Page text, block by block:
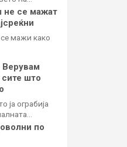
не се мажат
мажи како
Верувам
што
ја ограбија
по